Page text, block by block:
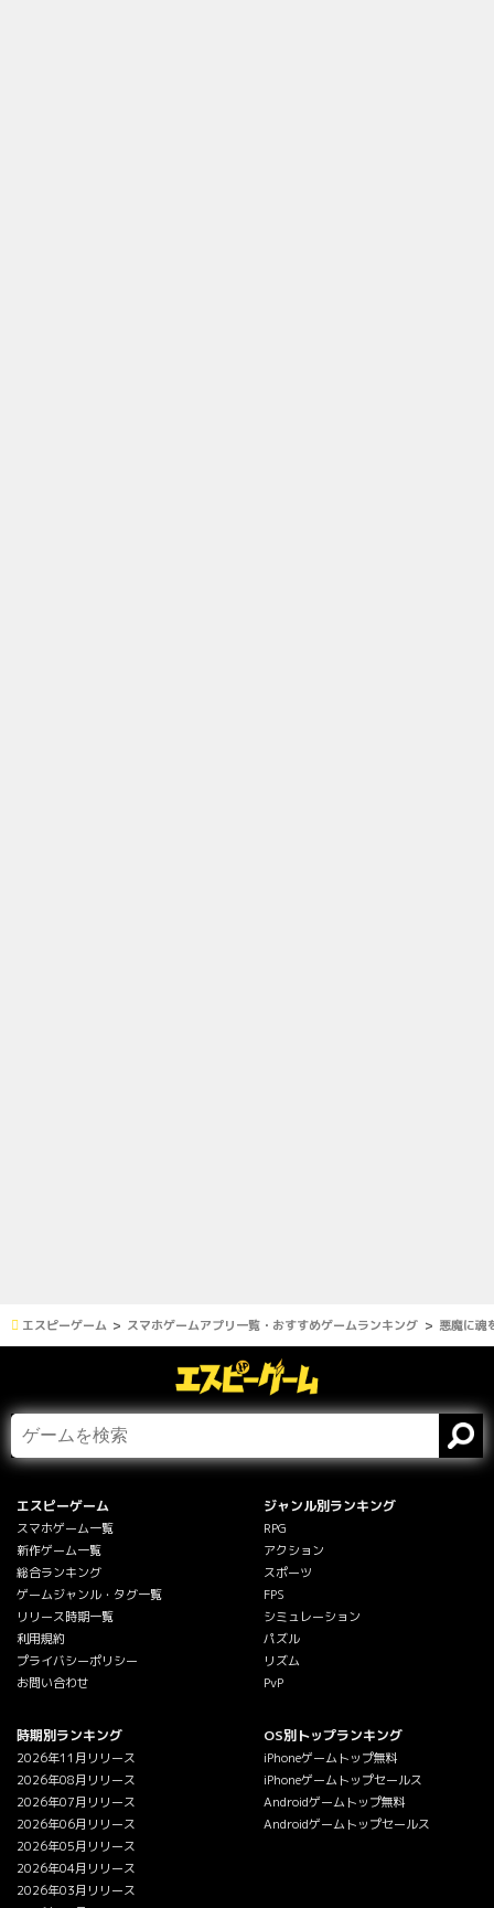
エスピーゲーム スマホゲームアプリ一覧・おすすめゲームランキング 悪魔に魂
エスピーゲーム
スマホゲーム一覧
新作ゲーム一覧
総合ランキング
ゲームジャンル・タグ一覧
リリース時期一覧
利用規約
プライバシーポリシー
お問い合わせ
ジャンル別ランキング
RPG
アクション
スポーツ
FPS
シミュレーション
パズル
リズム
PvP
時期別ランキング
2026年11月リリース
2026年08月リリース
2026年07月リリース
2026年06月リリース
2026年05月リリース
2026年04月リリース
2026年03月リリース
OS別トップランキング
iPhoneゲームトップ無料
iPhoneゲームトップセールス
Androidゲームトップ無料
Androidゲームトップセールス